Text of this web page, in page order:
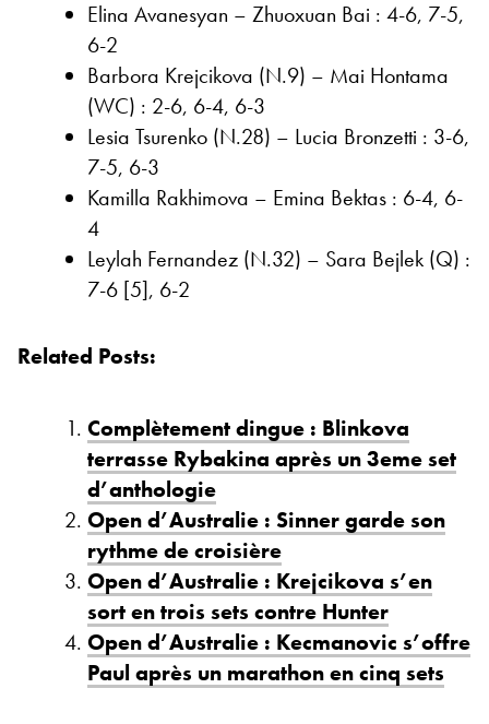
Elina Avanesyan – Zhuoxuan Bai : 4-6, 7-5,
6-2
Barbora Krejcikova (N.9) – Mai Hontama
(WC) : 2-6, 6-4, 6-3
Lesia Tsurenko (N.28) – Lucia Bronzetti : 3-6,
7-5, 6-3
Kamilla Rakhimova – Emina Bektas : 6-4, 6-
4
Leylah Fernandez (N.32) – Sara Bejlek (Q) :
7-6 [5], 6-2
Related Posts:
Complètement dingue : Blinkova
terrasse Rybakina après un 3eme set
d’anthologie
Open d’Australie : Sinner garde son
rythme de croisière
Open d’Australie : Krejcikova s’en
sort en trois sets contre Hunter
Open d’Australie : Kecmanovic s’offre
Paul après un marathon en cinq sets